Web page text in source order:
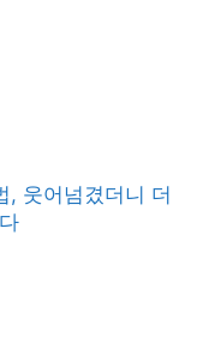
, 웃어넘겼더니 더